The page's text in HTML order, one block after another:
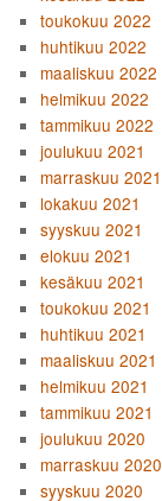
toukokuu 2022
huhtikuu 2022
maaliskuu 2022
helmikuu 2022
tammikuu 2022
joulukuu 2021
marraskuu 2021
lokakuu 2021
syyskuu 2021
elokuu 2021
kesäkuu 2021
toukokuu 2021
huhtikuu 2021
maaliskuu 2021
helmikuu 2021
tammikuu 2021
joulukuu 2020
marraskuu 2020
syyskuu 2020